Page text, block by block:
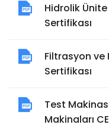
Hidrolik
Sertifikası
Filtrasyon ve
Sertifikası
Test
Makinaları